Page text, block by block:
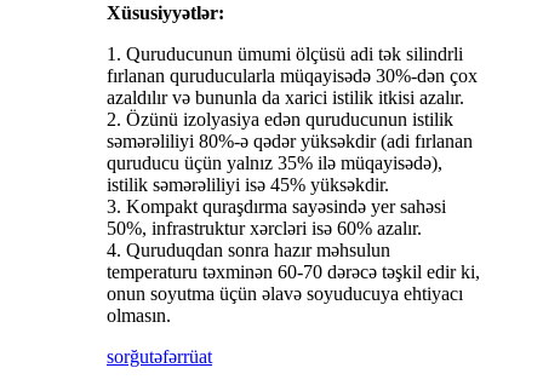
Xüsusiyyətlər:
1. Quruducunun ümumi ölçüsü adi tək silindrli
fırlanan quruducularla müqayisədə 30%-dən çox
azaldılır və bununla da xarici istilik itkisi azalır.
2. Özünü izolyasiya edən quruducunun istilik
səmərəliliyi 80%-ə qədər yüksəkdir (adi fırlanan
quruducu üçün yalnız 35% ilə müqayisədə),
istilik səmərəliliyi isə 45% yüksəkdir.
3. Kompakt quraşdırma sayəsində yer sahəsi
50%, infrastruktur xərcləri isə 60% azalır.
4. Quruduqdan sonra hazır məhsulun
temperaturu təxminən 60-70 dərəcə təşkil edir ki,
onun soyutma üçün əlavə soyuducuya ehtiyacı
olmasın.
sorğutəfərrüat